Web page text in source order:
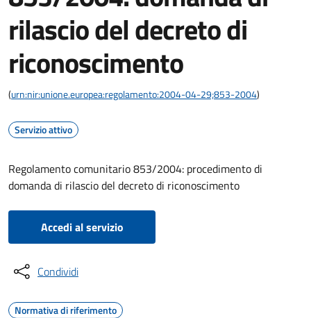
rilascio del decreto di
riconoscimento
(urn:nir:unione.europea:regolamento:2004-04-29;853-2004)
Servizio attivo
Regolamento comunitario 853/2004: procedimento di
domanda di rilascio del decreto di riconoscimento
Accedi al servizio
Condividi
Normativa di riferimento